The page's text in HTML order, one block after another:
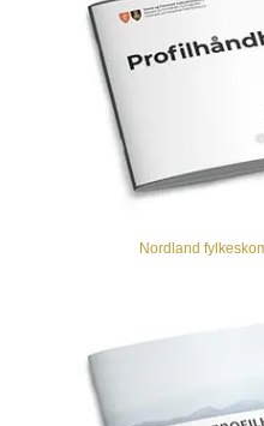
Nordland